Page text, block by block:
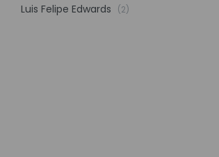
Luis Felipe Edwards (2)